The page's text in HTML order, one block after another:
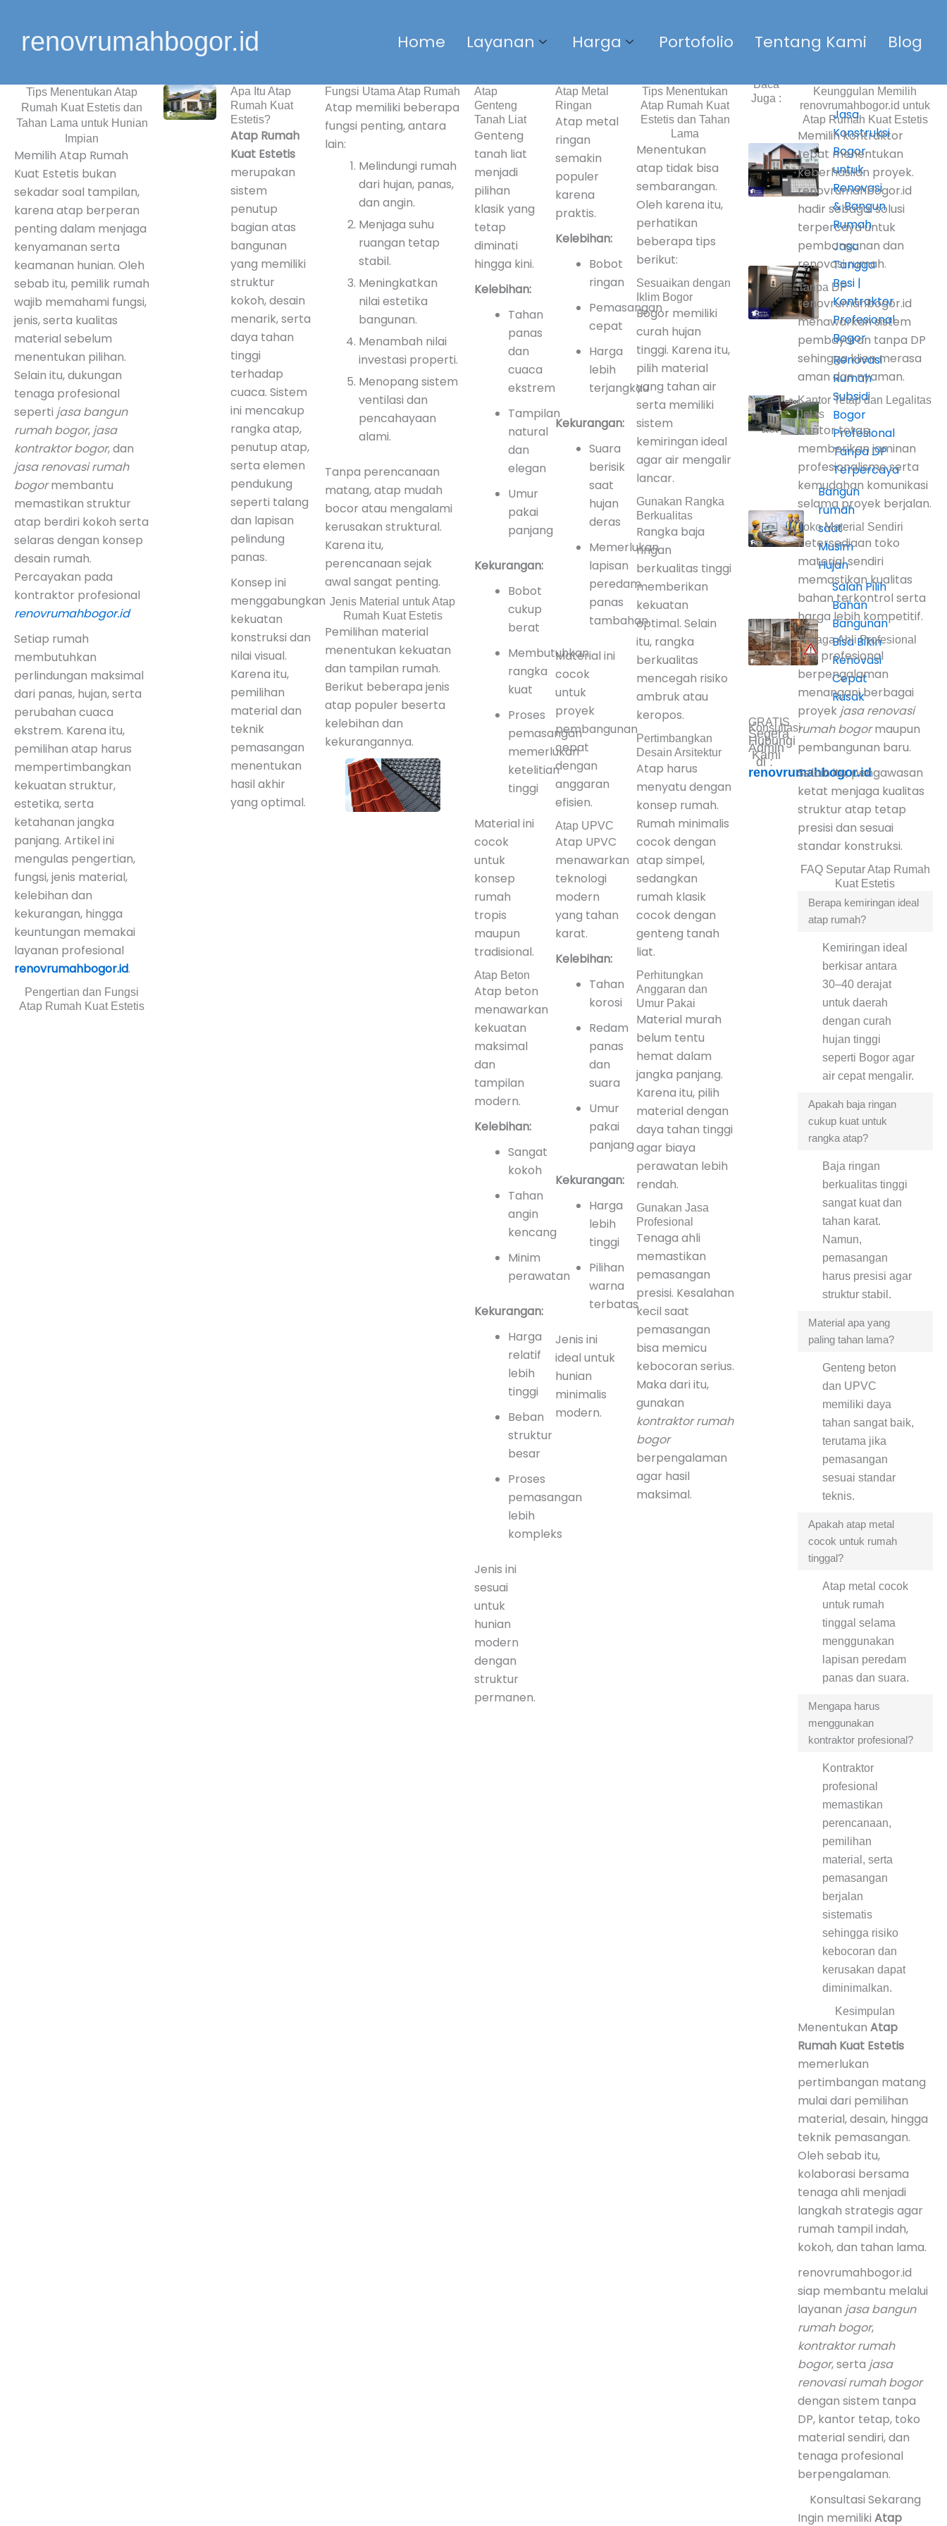
kontenrenovrumahbogor.id Home Layanan Harga Portofolio Tentang Kami Blog
Tips Menentukan Atap
Rumah Kuat Estetis dan
Tahan Lama untuk Hunian
Impian
Memilih Atap Rumah
Kuat Estetis bukan
sekadar soal tampilan,
karena atap berperan
penting dalam menjaga
kenyamanan serta
keamanan hunian. Oleh
sebab itu, pemilik rumah
wajib memahami fungsi,
jenis, serta kualitas
material sebelum
menentukan pilihan.
Selain itu, dukungan
tenaga profesional
seperti jasa bangun
rumah bogor, jasa
kontraktor bogor, dan
jasa renovasi rumah
bogormembantu
memastikan struktur
atap berdiri kokoh serta
selaras dengan konsep
desain rumah.
Percayakan pada
kontraktor profesional
renovrumahbogor.id
Setiap rumah
membutuhkan
perlindungan maksimal
dari panas, hujan, serta
perubahan cuaca
ekstrem. Karena itu,
pemilihan atap harus
mempertimbangkan
kekuatan struktur,
estetika, serta
ketahanan jangka
panjang. Artikel ini
mengulas pengertian,
fungsi, jenis material,
kelebihan dan
kekurangan, hingga
keuntungan memakai
layanan profesional
renovrumahbogor.id.
Pengertian dan Fungsi
Atap Rumah Kuat Estetis
Apa Itu Atap
Rumah Kuat
Estetis?
Atap Rumah
Kuat Estetis
merupakan
sistem
penutup
bagian atas
bangunan
yang memiliki
struktur
kokoh, desain
menarik, serta
daya tahan
tinggi
terhadap
cuaca. Sistem
ini mencakup
rangka atap,
penutup atap,
serta elemen
pendukung
seperti talang
dan lapisan
pelindung
panas.
Konsep ini
menggabungkan
kekuatan
konstruksi dan
nilai visual.
Karena itu,
pemilihan
material dan
teknik
pemasangan
menentukan
hasil akhir
yang optimal.
Fungsi Utama Atap Rumah
Atap memiliki beberapa
fungsi penting, antara
lain:
Melindungi rumah
dari hujan, panas,
dan angin.
Menjaga suhu
ruangan tetap
stabil.
Meningkatkan
nilai estetika
bangunan.
Menambah nilai
investasi properti.
Menopang sistem
ventilasi dan
pencahayaan
alami.
Tanpa perencanaan
matang, atap mudah
bocor atau mengalami
kerusakan struktural.
Karena itu,
perencanaan sejak
awal sangat penting.
Jenis Material untuk Atap
Rumah Kuat Estetis
Pemilihan material
menentukan kekuatan
dan tampilan rumah.
Berikut beberapa jenis
atap populer beserta
kelebihan dan
kekurangannya.
Atap
Genteng
Tanah Liat
Genteng
tanah liat
menjadi
pilihan
klasik yang
tetap
diminati
hingga kini.
Kelebihan:
Tahan
panas
dan
cuaca
ekstrem
Tampilan
natural
dan
elegan
Umur
pakai
panjang
Kekurangan:
Bobot
cukup
berat
Membutuhkan
rangka
kuat
Proses
pemasangan
memerlukan
ketelitian
tinggi
Material ini
cocok
untuk
konsep
rumah
tropis
maupun
tradisional.
Atap Beton
Atap beton
menawarkan
kekuatan
maksimal
dan
tampilan
modern.
Kelebihan:
Sangat
kokoh
Tahan
angin
kencang
Minim
perawatan
Kekurangan:
Harga
relatif
lebih
tinggi
Beban
struktur
besar
Proses
pemasangan
lebih
kompleks
Jenis ini
sesuai
untuk
hunian
modern
dengan
struktur
permanen.
Atap Metal
Ringan
Atap metal
ringan
semakin
populer
karena
praktis.
Kelebihan:
Bobot
ringan
Pemasangan
cepat
Harga
lebih
terjangkau
Kekurangan:
Suara
berisik
saat
hujan
deras
Memerlukan
lapisan
peredam
panas
tambahan
Material ini
cocok
untuk
proyek
pembangunan
cepat
dengan
anggaran
efisien.
Atap UPVC
Atap UPVC
menawarkan
teknologi
modern
yang tahan
karat.
Kelebihan:
Tahan
korosi
Redam
panas
dan
suara
Umur
pakai
panjang
Kekurangan:
Harga
lebih
tinggi
Pilihan
warna
terbatas
Jenis ini
ideal untuk
hunian
minimalis
modern.
Tips Menentukan
Atap Rumah Kuat
Estetis dan Tahan
Lama
Menentukan
atap tidak bisa
sembarangan.
Oleh karena itu,
perhatikan
beberapa tips
berikut:
Sesuaikan dengan
Iklim Bogor
Bogor memiliki
curah hujan
tinggi. Karena itu,
pilih material
yang tahan air
serta memiliki
sistem
kemiringan ideal
agar air mengalir
lancar.
Gunakan Rangka
Berkualitas
Rangka baja
ringan
berkualitas tinggi
memberikan
kekuatan
optimal. Selain
itu, rangka
berkualitas
mencegah risiko
ambruk atau
keropos.
Pertimbangkan
Desain Arsitektur
Atap harus
menyatu dengan
konsep rumah.
Rumah minimalis
cocok dengan
atap simpel,
sedangkan
rumah klasik
cocok dengan
genteng tanah
liat.
Perhitungkan
Anggaran dan
Umur Pakai
Material murah
belum tentu
hemat dalam
jangka panjang.
Karena itu, pilih
material dengan
daya tahan tinggi
agar biaya
perawatan lebih
rendah.
Gunakan Jasa
Profesional
Tenaga ahli
memastikan
pemasangan
presisi. Kesalahan
kecil saat
pemasangan
bisa memicu
kebocoran serius.
Maka dari itu,
gunakan
kontraktor rumah
bogor
berpengalaman
agar hasil
maksimal.
Baca
Juga :
Jasa
Konstruksi
Bogor
untuk
Renovasi
& Bangun
Rumah
Jasa
Tangga
Besi |
Kontraktor
Profesional
Bogor
Renovasi
Rumah
Subsidi
Bogor
Profesional
Tanpa DP
Terpercaya
Bangun
rumah
saat
Musim
Hujan
Salah Pilih
Bahan
Bangunan
Bisa Bikin
Renovasi
Cepat
Rusak
Konsultasi
GRATIS
Segera
Hubungi
Admin
Kami
di :
renovrumahbogor.id
Keunggulan Memilih
renovrumahbogor.id untuk
Atap Rumah Kuat Estetis
Memilih kontraktor
tepat menentukan
keberhasilan proyek.
renovrumahbogor.id
hadir sebagai solusi
terpercaya untuk
pembangunan dan
renovasi rumah.
Tanpa DP
renovrumahbogor.id
menawarkan sistem
pembayaran tanpa DP
sehingga klien merasa
aman dan nyaman.
Kantor Tetap dan Legalitas
Jelas
Kantor tetap
memberikan jaminan
profesionalisme serta
kemudahan komunikasi
selama proyek berjalan.
Toko Material Sendiri
Ketersediaan toko
material sendiri
memastikan kualitas
bahan terkontrol serta
harga lebih kompetitif.
Tenaga Ahli Profesional
Tim profesional
berpengalaman
menangani berbagai
proyek jasa renovasi
rumah bogormaupun
pembangunan baru.
Selain itu, pengawasan
ketat menjaga kualitas
struktur atap tetap
presisi dan sesuai
standar konstruksi.
FAQ Seputar Atap Rumah
Kuat Estetis
Berapa kemiringan ideal
atap rumah?
Kemiringan ideal
berkisar antara
30–40 derajat
untuk daerah
dengan curah
hujan tinggi
seperti Bogor agar
air cepat mengalir.
Apakah baja ringan
cukup kuat untuk
rangka atap?
Baja ringan
berkualitas tinggi
sangat kuat dan
tahan karat.
Namun,
pemasangan
harus presisi agar
struktur stabil.
Material apa yang
paling tahan lama?
Genteng beton
dan UPVC
memiliki daya
tahan sangat baik,
terutama jika
pemasangan
sesuai standar
teknis.
Apakah atap metal
cocok untuk rumah
tinggal?
Atap metal cocok
untuk rumah
tinggal selama
menggunakan
lapisan peredam
panas dan suara.
Mengapa harus
menggunakan
kontraktor profesional?
Kontraktor
profesional
memastikan
perencanaan,
pemilihan
material, serta
pemasangan
berjalan
sistematis
sehingga risiko
kebocoran dan
kerusakan dapat
diminimalkan.
Kesimpulan
Menentukan Atap
Rumah Kuat Estetis
memerlukan
pertimbangan matang
mulai dari pemilihan
material, desain, hingga
teknik pemasangan.
Oleh sebab itu,
kolaborasi bersama
tenaga ahli menjadi
langkah strategis agar
rumah tampil indah,
kokoh, dan tahan lama.
renovrumahbogor.id
siap membantu melalui
layanan jasa bangun
rumah bogor,
kontraktor rumah
bogor, serta jasa
renovasi rumah bogor
dengan sistem tanpa
DP, kantor tetap, toko
material sendiri, dan
tenaga profesional
berpengalaman.
Konsultasi Sekarang
Ingin memiliki Atap